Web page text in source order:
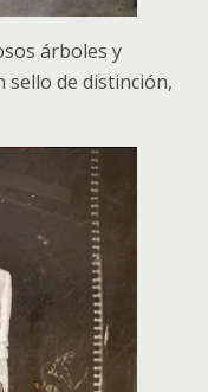
árboles y
sello de distinción,